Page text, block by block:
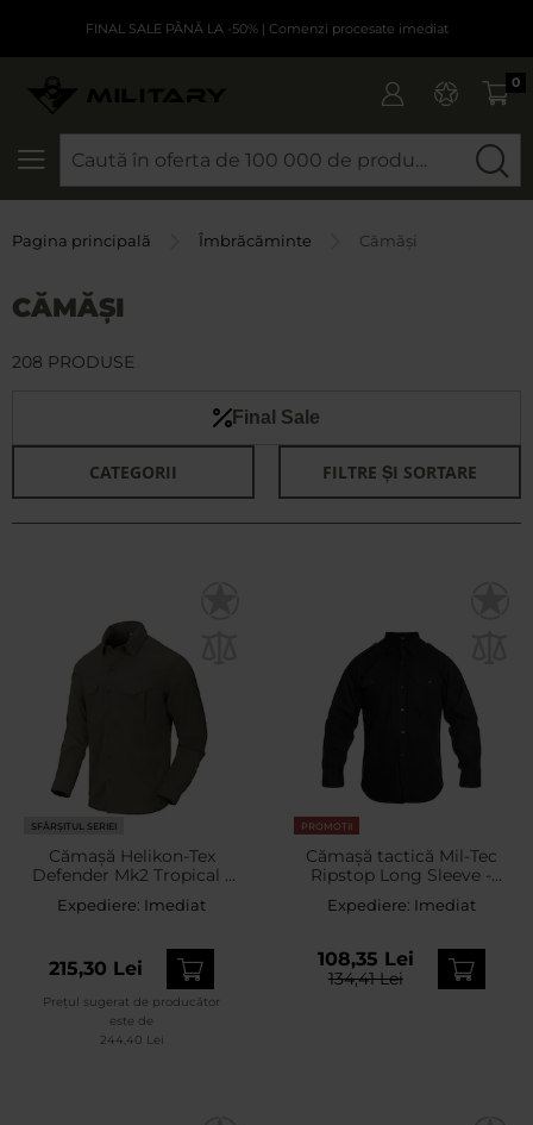
FINAL SALE PÂNĂ LA -50% | Comenzi procesate imediat
0
Pagina principală Îmbrăcăminte Cămăși
CĂMĂȘI
Final Sale
CATEGORII FILTRE ȘI SORTARE
208 PRODUSE
SFÂRȘITUL SERIEI
Cămașă Helikon-Tex
Defender Mk2 Tropical -
Dark Olive
Expediere: Imediat
215,30 Lei
Prețul sugerat de producător
este de
244,40 Lei
PROMOTII
Cămașă tactică Mil-Tec
Ripstop Long Sleeve -
Black
Expediere: Imediat
108,35 Lei
134,41 Lei